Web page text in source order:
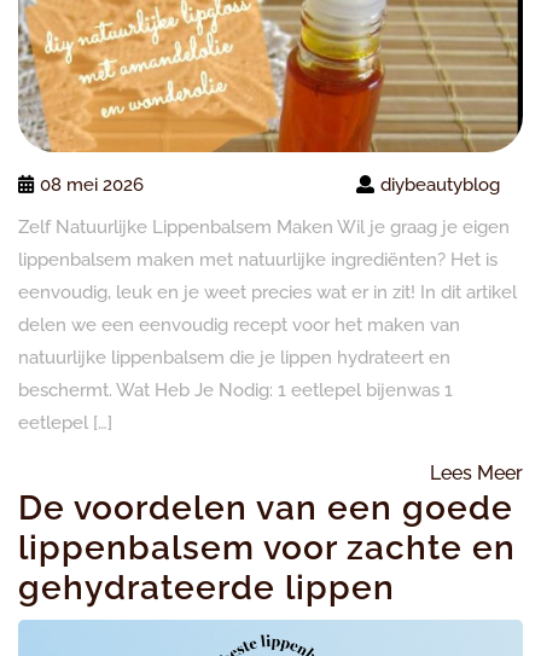
08 mei 2026
diybeautyblog
Zelf Natuurlijke Lippenbalsem Maken Wil je graag je eigen
lippenbalsem maken met natuurlijke ingrediënten? Het is
eenvoudig, leuk en je weet precies wat er in zit! In dit artikel
delen we een eenvoudig recept voor het maken van
natuurlijke lippenbalsem die je lippen hydrateert en
beschermt. Wat Heb Je Nodig: 1 eetlepel bijenwas 1
eetlepel […]
Lees Meer
De voordelen van een goede
lippenbalsem voor zachte en
gehydrateerde lippen